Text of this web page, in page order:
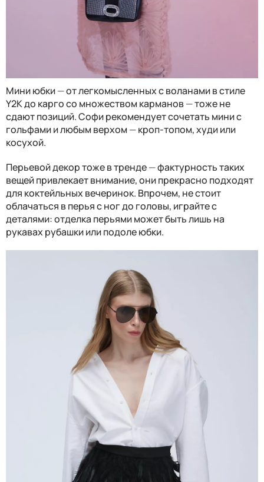
Мини юбки—от легкомысленных с воланами в стиле
Y2K до карго со множеством карманов—тоже не
сдают позиций. Софи рекомендует сочетать мини с
гольфами и любым верхом—кроп-топом, худи или
косухой.
Перьевой декор тоже в тренде—фактурность таких
вещей привлекает внимание, они прекрасно подходят
для коктейльных вечеринок. Впрочем, не стоит
облачаться в перья с ног до головы, играйте с
деталями: отделка перьями может быть лишь на
рукавах рубашки или подоле юбки.